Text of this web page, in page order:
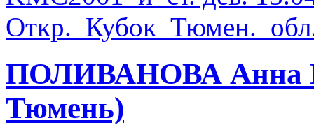
ПОЛИВАНОВА Анна
Тюмень)